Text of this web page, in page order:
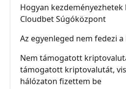
Hogyan kezdeményezhetek
Cloudbet Súgóközpont
Az egyenleged nem fedezi
Nem támogatott
támogatott kriptovalutát,
hálózaton fizettem be